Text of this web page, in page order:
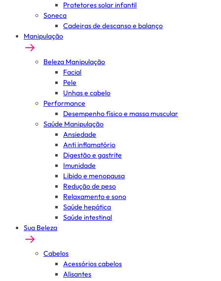
Protetores solar infantil
Soneca
Cadeiras de descanso e balanço
Manipulação
Beleza Manipulação
Facial
Pele
Unhas e cabelo
Performance
Desempenho físico e massa muscular
Saúde Manipulação
Ansiedade
Anti inflamatório
Digestão e gastrite
Imunidade
Libido e menopausa
Redução de peso
Relaxamento e sono
Saúde hepática
Saúde intestinal
Sua Beleza
Cabelos
Acessórios cabelos
Alisantes